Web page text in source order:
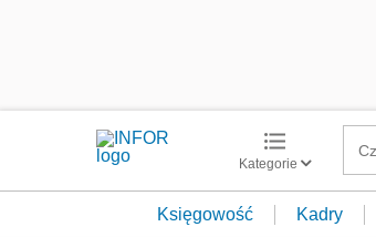
Kategorie
Księgowość Kadry